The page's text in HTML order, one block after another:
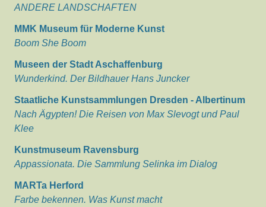
ANDERE LANDSCHAFTEN
MMK Museum für Moderne Kunst
Boom She Boom
Museen der Stadt Aschaffenburg
Wunderkind. Der Bildhauer Hans Juncker
Staatliche Kunstsammlungen Dresden - Albertinum
Nach Ägypten! Die Reisen von Max Slevogt und Paul
Klee
Kunstmuseum Ravensburg
Appassionata. Die Sammlung Selinka im Dialog
MARTa Herford
Farbe bekennen. Was Kunst macht